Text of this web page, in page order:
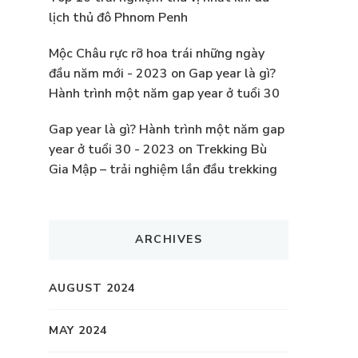
lịch thủ đô Phnom Penh
Mộc Châu rực rỡ hoa trái những ngày
đầu năm mới - 2023 on Gap year là gì?
Hành trình một năm gap year ở tuổi 30
Gap year là gì? Hành trình một năm gap
year ở tuổi 30 - 2023 on Trekking Bù
Gia Mập – trải nghiệm lần đầu trekking
ARCHIVES
AUGUST 2024
MAY 2024